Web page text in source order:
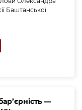
Баштанської
—